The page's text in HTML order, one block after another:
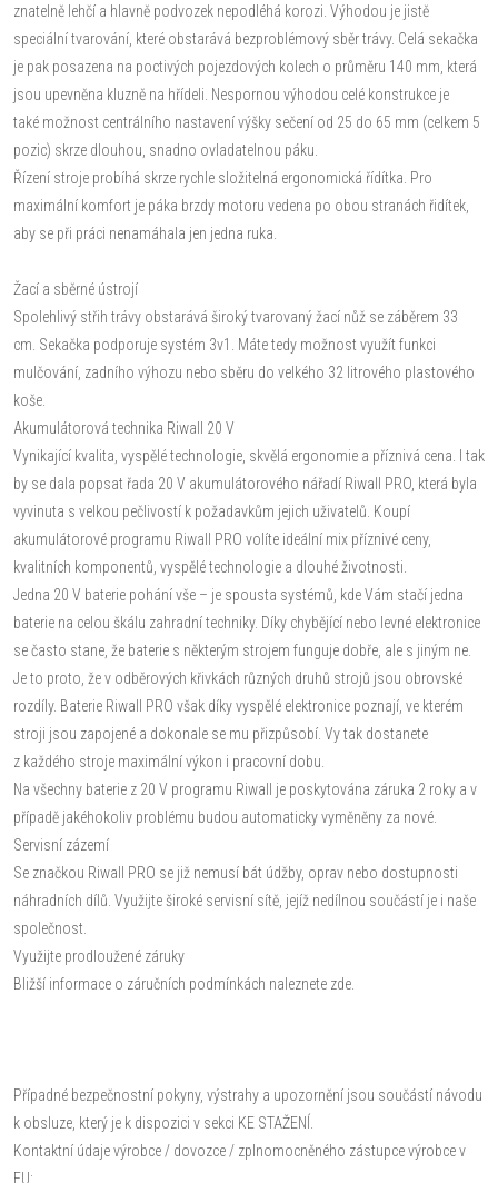
znatelně lehčí a hlavně podvozek nepodléhá korozi. Výhodou je jistě
speciální tvarování, které obstarává bezproblémový sběr trávy. Celá sekačka
je pak posazena na poctivých pojezdových kolech o průměru 140 mm, která
jsou upevněna kluzně na hřídeli. Nespornou výhodou celé konstrukce je
také možnost centrálního nastavení výšky sečení od 25 do 65 mm (celkem 5
pozic) skrze dlouhou, snadno ovladatelnou páku.
Řízení stroje probíhá skrze rychle složitelná ergonomická řídítka. Pro
maximální komfort je páka brzdy motoru vedena po obou stranách řidítek,
aby se při práci nenamáhala jen jedna ruka.
Žací a sběrné ústrojí
Spolehlivý střih trávy obstarává široký tvarovaný žací nůž se záběrem 33
cm. Sekačka podporuje systém 3v1. Máte tedy možnost využít funkci
mulčování, zadního výhozu nebo sběru do velkého 32 litrového plastového
koše.
Akumulátorová technika Riwall 20 V
Vynikající kvalita, vyspělé technologie, skvělá ergonomie a příznivá cena. I tak
by se dala popsat řada 20 V akumulátorového nářadí Riwall PRO, která byla
vyvinuta s velkou pečlivostí k požadavkům jejich uživatelů. Koupí
akumulátorové programu Riwall PRO volíte ideální mix příznivé ceny,
kvalitních komponentů, vyspělé technologie a dlouhé životnosti.
Jedna 20 V baterie pohání vše – je spousta systémů, kde Vám stačí jedna
baterie na celou škálu zahradní techniky. Díky chybějící nebo levné elektronice
se často stane, že baterie s některým strojem funguje dobře, ale s jiným ne.
Je to proto, že v odběrových křivkách různých druhů strojů jsou obrovské
rozdíly. Baterie Riwall PRO však díky vyspělé elektronice poznají, ve kterém
stroji jsou zapojené a dokonale se mu přizpůsobí. Vy tak dostanete
z každého stroje maximální výkon i pracovní dobu.
Na všechny baterie z 20 V programu Riwall je poskytována záruka 2 roky a v
případě jakéhokoliv problému budou automaticky vyměněny za nové.
Servisní zázemí
Se značkou Riwall PRO se již nemusí bát údžby, oprav nebo dostupnosti
náhradních dílů. Využijte široké servisní sítě, jejíž nedílnou součástí je i naše
společnost.
Využijte prodloužené záruky
Bližší informace o záručních podmínkách naleznete zde.
Případné bezpečnostní pokyny, výstrahy a upozornění jsou součástí návodu
k obsluze, který je k dispozici v sekci KE STAŽENÍ.
Kontaktní údaje výrobce / dovozce / zplnomocněného zástupce výrobce v
EU: